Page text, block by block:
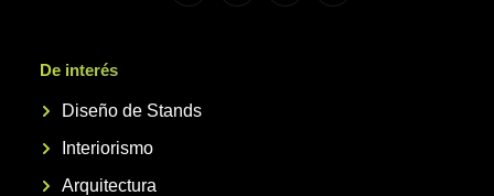
De interés
Diseño de Stands
Interiorismo
Arquitectura